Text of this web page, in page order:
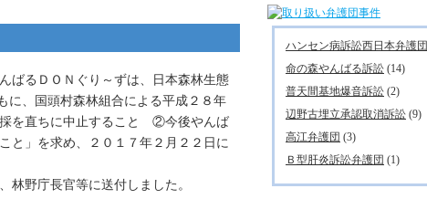
ばるＤＯＮぐり～ずは、日本森林生態
に、国頭村森林組合による平成２８年
を直ちに中止すること ②今後やんば
と」を求め、２０１７年２月２２日に
野庁長官等に送付しました。
ハンセン病訴訟西日本弁護団
命の森やんばる訴訟 (14)
普天間基地爆音訴訟 (2)
辺野古埋立承認取消訴訟 (9)
高江弁護団 (3)
Ｂ型肝炎訴訟弁護団 (1)